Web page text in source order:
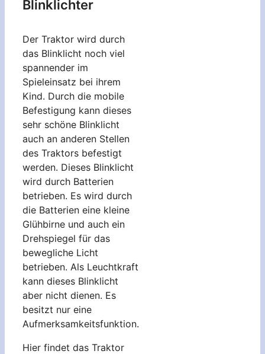
Blinklichter
Der Traktor wird durch
das Blinklicht noch viel
spannender im
Spieleinsatz bei ihrem
Kind. Durch die mobile
Befestigung kann dieses
sehr schöne Blinklicht
auch an anderen Stellen
des Traktors befestigt
werden. Dieses Blinklicht
wird durch Batterien
betrieben. Es wird durch
die Batterien eine kleine
Glühbirne und auch ein
Drehspiegel für das
bewegliche Licht
betrieben. Als Leuchtkraft
kann dieses Blinklicht
aber nicht dienen. Es
besitzt nur eine
Aufmerksamkeitsfunktion.
Hier findet das Traktor